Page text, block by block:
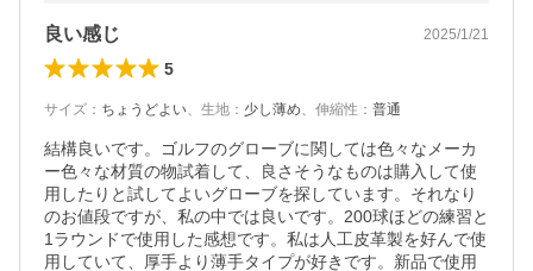
良い感じ 2025/1/21
5
サイズ ： ちょうどよい、 生地 ： 少し薄め、 伸縮性 ： 普通
結構良いです。ゴルフのグローブに関しては色々なメーカ
ー色々な材質の物試着して、良さそうなものは購入して使
用したりと試してよいグローブを探しています。それなり
のお値段ですが、私の中では良いです。200球ほどの練習と
1ラウンドで使用した感想です。私は人工皮革製を好んで使
用していて、厚手より薄手タイプが好きです。新品で使用